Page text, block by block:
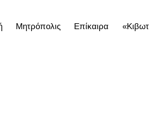
Μητρόπολις Επίκαιρα